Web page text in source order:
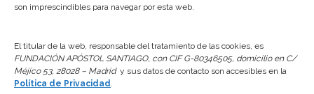
son imprescindibles para navegar por esta web.
El titular de la web, responsable del tratamiento de las cookies, es
FUNDACIÓN APÓSTOL SANTIAGO, con CIF G-80346505, domicilio en C/
Méjico 53, 28028 – Madridy sus datos de contacto son accesibles en la
Política de Privacidad.
Documentación PorFundación Apóstol
Estimados Beneficiarios: Queremos informarles
que, como motivo de las celebraciones navideñas,
el Centro permanecerá cerrado los siguientes días: